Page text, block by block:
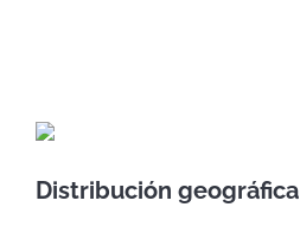
Distribución geográfica